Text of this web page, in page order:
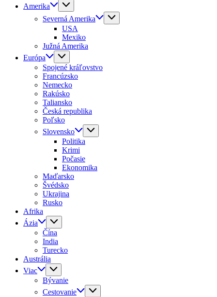
Amerika
Severná Amerika
USA
Mexiko
Južná Amerika
Európa
Spojené kráľovstvo
Francúzsko
Nemecko
Rakúsko
Taliansko
Česká republika
Poľsko
Slovensko
Politika
Krimi
Počasie
Ekonomika
Maďarsko
Švédsko
Ukrajina
Rusko
Afrika
Ázia
Čína
India
Turecko
Austrália
Viac
Bývanie
Cestovanie